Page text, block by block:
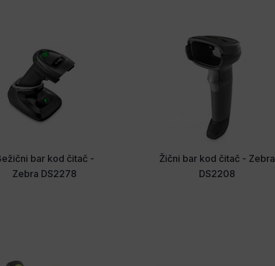
bar kod čitač -
Zebra DS2278
Žični bar kod čitač - Zebra
DS2208